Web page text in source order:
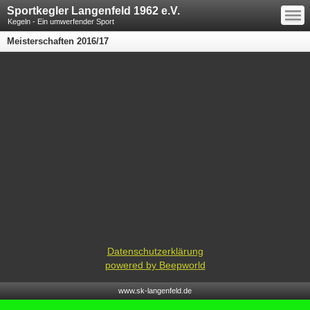
Sportkegler Langenfeld 1962 e.V.
Kegeln - Ein umwerfender Sport
—
—
—
Meisterschaften 2016/17
Datenschutzerklärung
powered by Beepworld
www.sk-langenfeld.de